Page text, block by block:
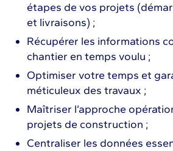
étapes de vos projets
et livraisons) ;
Récupérer les informations
chantier en temps voulu ;
Optimiser votre temps et
méticuleux des travaux ;
Maîtriser l’approche
projets de construction ;
Centraliser les données